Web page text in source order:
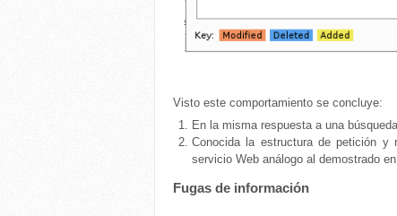
Visto este comportamiento se concluye:
En la misma respuesta a una
Conocida la estructura de petición y
servicio Web análogo al demostrado
Fugas de información